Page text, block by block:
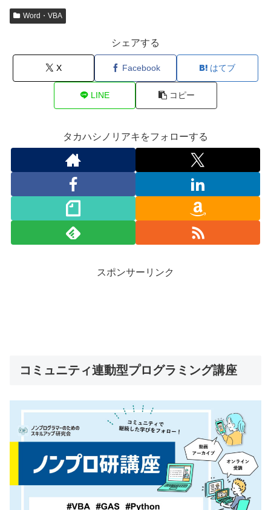
Word・VBA
シェアする
X Facebook はてブ
LINE コピー
タカハシノリアキをフォローする
スポンサーリンク
コミュニティ連動型プログラミング講座